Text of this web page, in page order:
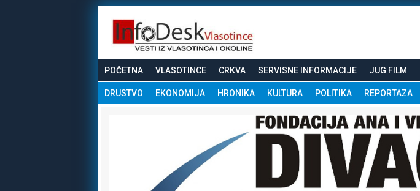
POČETNA VLASOTINCE CRKVA SERVISNE INFORMACIJE JUG FILM
DRUSTVO EKONOMIJA HRONIKA KULTURA POLITIKA REPORTAZA